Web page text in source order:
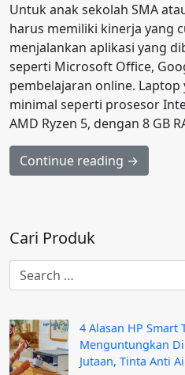
Untuk anak sekolah SMA
harus memiliki kinerja yang
menjalankan aplikasi yang
seperti Microsoft Office,
pembelajaran online.
minimal seperti prosesor
AMD Ryzen 5, dengan 8 GB
Continue reading →
Cari Produk
4 Alasan HP Smart
Menguntungkan
Jutaan, Tinta Anti